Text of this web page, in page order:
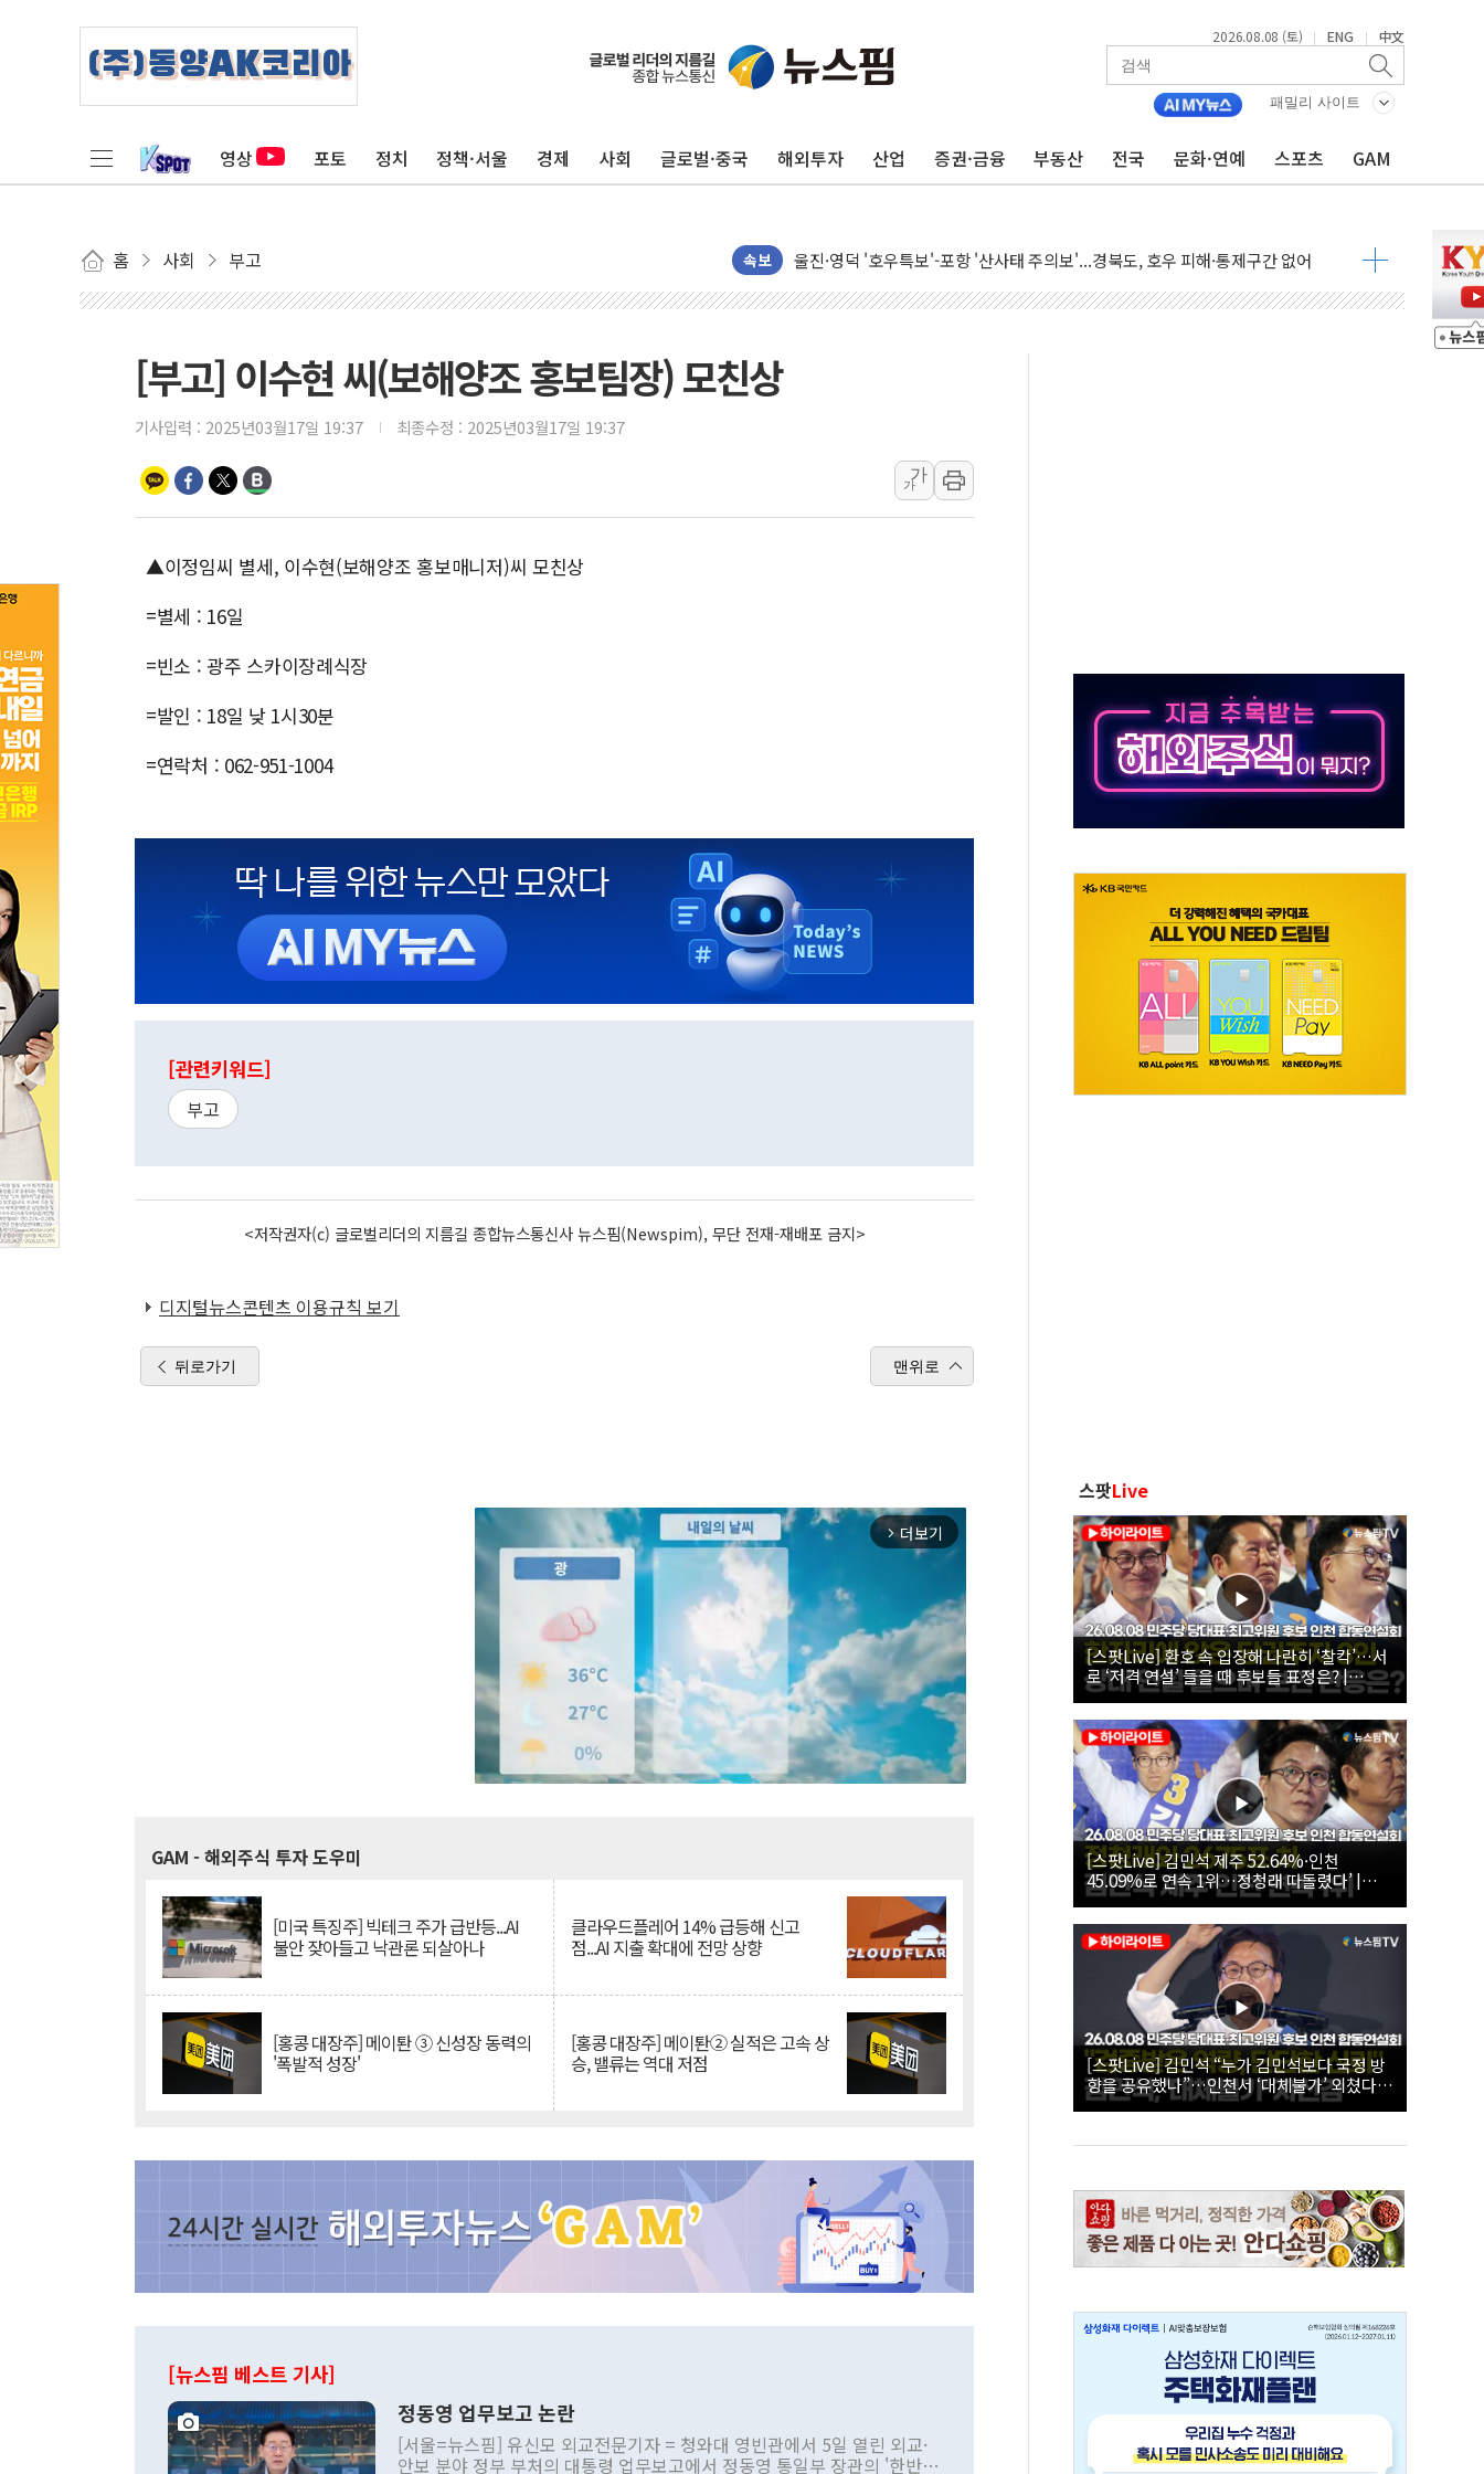
2026.08.08 (토) | ENG | 中文
패밀리 사이트
영상 포토 정치 정책·서울 경제 사회 글로벌·중국 해외투자 산업 증권·금융 부동산 전국 문화·연예 스포츠 GAM
홈 사회 부고 속보
포항시 재난예산 40억 긴급 투입…고수온 양식장 복구·지원 '총력'
[종합] 김민석, 정청래에 '0.86%p' 차 재역전 성공...金 45.42% vs 鄭 44.56%
인천 합동연설회 나선 송영길·정청래·김민석 당대표 후보
[속보] 민주, 제주 경선 결과 발표...김민석 52.64% 정청래 39.89% 송영길 7.47%
이번주 국내 주요 금융일정(8.10~8.14)
美, 이란전 출구전략 만지작…공습 한계·탄약 부족 현실화
추미애, '위안부' 피해자 기림의 날 참석..."국제적 시민 연대로 목소리 내야"
인천 선재도 갯벌서 해루질 중 실종 60대 나흘만에 숨진 채 발견
인천서 말다툼 중 어머니 흉기 살해 10대 아들 체포
'화합' 꺼낸 김민석에 '뻔뻔' 받아친 정청래…제주 연설서 신경전 고조
[부고] 이수현 씨(보해양조 홍보팀장) 모친상
기사입력 : 2025년03월17일 19:37 최종수정 : 2025년03월17일 19:37
가
가
▲이정임씨 별세, 이수현(보해양조 홍보매니저)씨 모친상
=별세 : 16일
=빈소 : 광주 스카이장례식장
=발인 : 18일 낮 1시30분
=연락처 : 062-951-1004
[관련키워드]
부고
<저작권자(c) 글로벌리더의 지름길 종합뉴스통신사 뉴스핌(Newspim), 무단 전재-재배포 금지>
디지털뉴스콘텐츠 이용규칙 보기
뒤로가기 맨위로
arrow_forward_ios 더보기
GAM - 해외주식 투자 도우미
[미국 특징주] 빅테크 주가 급반등...AI
불안 잦아들고 낙관론 되살아나
클라우드플레어 14% 급등해 신고
점...AI 지출 확대에 전망 상향
[홍콩 대장주] 메이퇀 ③ 신성장 동력의
'폭발적 성장'
[홍콩 대장주] 메이퇀② 실적은 고속 상
승, 밸류는 역대 저점
[뉴스핌 베스트 기사]
정동영 업무보고 논란
[서울=뉴스핌] 유신모 외교전문기자 = 청와대 영빈관에서 5일 열린 외교·
안보 분야 정부 부처의 대통령 업무보고에서 정동영 통일부 장관의 '한반도
스팟Live
[스팟Live] 환호 속 입장해 나란히 ‘찰칵’…서
로 ‘저격 연설’ 들을 때 후보들 표정은? |
26.08.08 더불어민주당 당대표·최고위원 후
보 인천 합동연설회
[스팟Live] 김민석 제주 52.64%·인천
45.09%로 연속 1위…정청래 따돌렸다’ |
26.08.08 더불어민주당 당대표·최고위원 후
보 인천 합동연설회
[스팟Live] 김민석 “누가 김민석보다 국정 방
향을 공유했나”…인천서 ‘대체불가’ 외쳤다 |
26.08.08 더불어민주당 당대표·최고위원 후